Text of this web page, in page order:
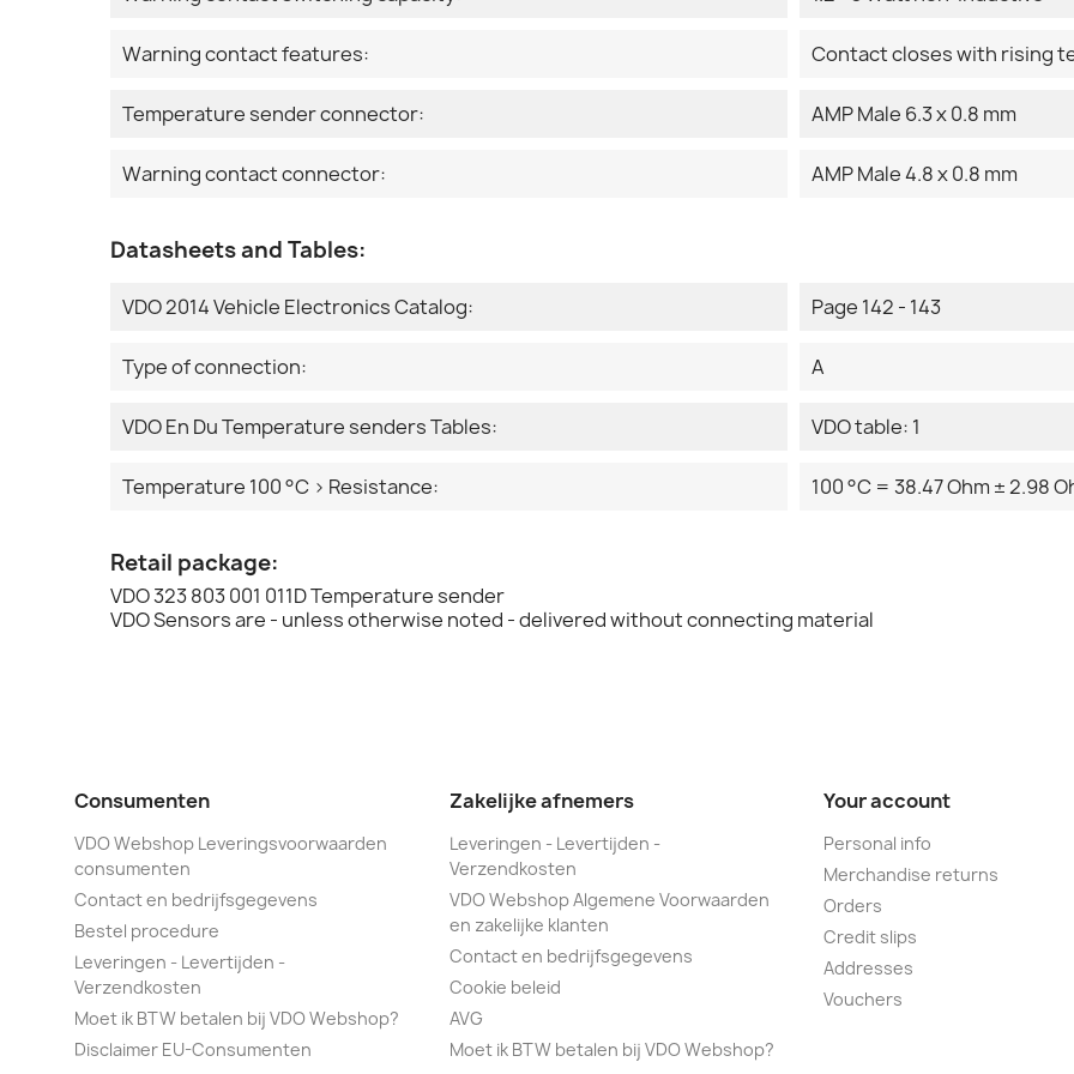
Warning contact features: Contact closes with rising
Temperature sender connector: AMP Male 6.3 x 0.8 mm
Warning contact connector: AMP Male 4.8 x 0.8 mm
Datasheets and Tables:
VDO 2014 Vehicle Electronics Catalog: Page 142 - 143
Type of connection: A
VDO En Du Temperature senders Tables: VDO table: 1
Temperature 100 °C > Resistance: 100 °C = 38.47 Ohm ± 2.98
Retail package:
VDO 323 803 001 011D Temperature sender
VDO Sensors are - unless otherwise noted - delivered without connecting material
Consumenten
VDO Webshop Leveringsvoorwaarden
consumenten
Contact en bedrijfsgegevens
Bestel procedure
Leveringen - Levertijden -
Verzendkosten
Moet ik BTW betalen bij VDO Webshop?
Disclaimer EU-Consumenten
Zakelijke afnemers
Leveringen - Levertijden -
Verzendkosten
VDO Webshop Algemene Voorwaarden
en zakelijke klanten
Contact en bedrijfsgegevens
Cookie beleid
AVG
Moet ik BTW betalen bij VDO Webshop?
Your account
Personal info
Merchandise returns
Orders
Credit slips
Addresses
Vouchers